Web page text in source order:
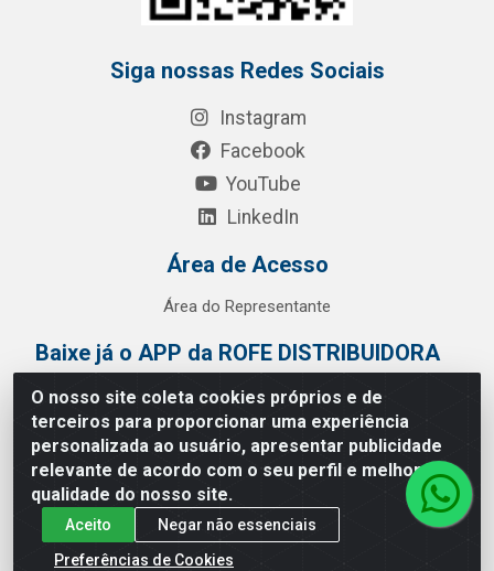
O nosso site coleta cookies próprios e de
terceiros para proporcionar uma experiência
personalizada ao usuário, apresentar publicidade
relevante de acordo com o seu perfil e melhorar a
qualidade do nosso site.
Aceito
Negar não essenciais
Preferências de Cookies
Siga nossas Redes Sociais
Instagram
Facebook
YouTube
LinkedIn
Área de Acesso
Área do Representante
Baixe já o APP da ROFE DISTRIBUIDORA